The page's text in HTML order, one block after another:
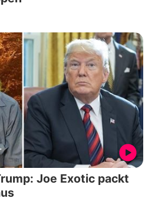
Joe Exotic packt